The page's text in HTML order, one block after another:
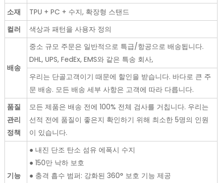
소재
TPU + PC + 수지, 확장형 스탠드
컬러
색상과 패턴을 사용자 정의
배송
중소 규모 주문은 일반적으로 특급/항공으로 배송됩니다.
DHL, UPS, FedEx, EMS와 같은 특송 회사,
우리는 단골고객이기 때문에 할인을 받습니다. 바다로 큰 주
문 배송. 모든 배송 세부 사항은 고객에 따라 다릅니다.
품질
관리
정책
모든 제품은 배송 전에 100% 전체 검사를 거칩니다. 우리는
선적 전에 품질이 좋은지 확인하기 위해 최소한 5명의 인원
이 있습니다.
기능
● 내진 단조 탄소 섬유 에폭시 수지
● 150만 낙하 보호
● 충격 흡수 범퍼: 강화된 360° 보호 기능 제공